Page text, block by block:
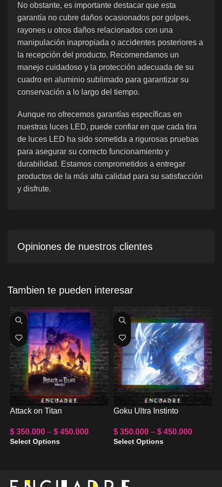
No obstante, es importante destacar que esta
garantía no cubre daños ocasionados por golpes,
rayones u otros daños relacionados con una
manipulación inapropiada o accidentes posteriores a
la recepción del producto. Recomendamos un
manejo cuidadoso y la protección adecuada de su
cuadro en aluminio sublimado para garantizar su
conservación a lo largo del tiempo.
Aunque no ofrecemos garantías específicas en
nuestras luces LED, puede confiar en que cada tira
de luces LED ha sido sometida a rigurosas pruebas
para asegurar su correcto funcionamiento y
durabilidad. Estamos comprometidos a entregar
productos de la más alta calidad para su satisfacción
y disfrute.
Opiniones de nuestros clientes
Tambien te pueden interesar
Attack on Titan
$ 350.000 – $ 450.000
Select Options
Goku Ultra Instinto
$ 350.000 – $ 450.000
Select Options